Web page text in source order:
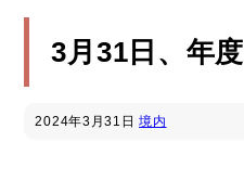
3月31日、年度
2024年3月31日 境内